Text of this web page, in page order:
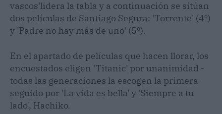
vascos'lidera la tabla y a continuación se sitúan
dos películas de Santiago Segura: 'Torrente' (4º)
y 'Padre no hay más de uno' (5º).
En el apartado de películas que hacen llorar, los
encuestados eligen 'Titanic' por unanimidad -
todas las generaciones la escogen la primera-
seguido por 'La vida es bella' y 'Siempre a tu
lado', Hachiko.